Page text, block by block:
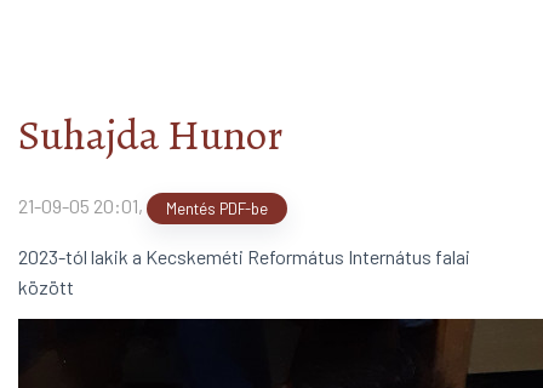
Suhajda Hunor
21-09-05 20:01, Mentés PDF-be
2023-tól lakik a Kecskeméti Református Internátus falai
között